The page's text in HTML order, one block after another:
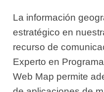
La información
estratégico en
recurso de
Experto en
Web Map permite